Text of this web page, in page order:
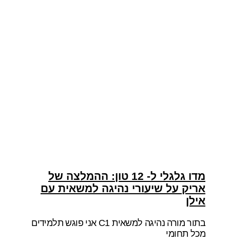
מדו גלגלי ל- 12 טון: ההמלצה של
אריק על שיעורי נהיגה למשאית עם
אילן
בתור מורה נהיגה למשאית C1 אני פוגש תלמידים
מכל תחומי